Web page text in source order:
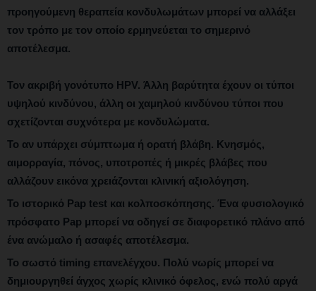
προηγούμενη θεραπεία κονδυλωμάτων μπορεί να αλλάξει
τον τρόπο με τον οποίο ερμηνεύεται το σημερινό
αποτέλεσμα.
Τον ακριβή γονότυπο HPV. Άλλη βαρύτητα έχουν οι τύποι
υψηλού κινδύνου, άλλη οι χαμηλού κινδύνου τύποι που
σχετίζονται συχνότερα με κονδυλώματα.
Το αν υπάρχει σύμπτωμα ή ορατή βλάβη. Κνησμός,
αιμορραγία, πόνος, υποτροπές ή μικρές βλάβες που
αλλάζουν εικόνα χρειάζονται κλινική αξιολόγηση.
Το ιστορικό Pap test και κολποσκόπησης. Ένα φυσιολογικό
πρόσφατο Pap μπορεί να οδηγεί σε διαφορετικό πλάνο από
ένα ανώμαλο ή ασαφές αποτέλεσμα.
Το σωστό timing επανελέγχου. Πολύ νωρίς μπορεί να
δημιουργηθεί άγχος χωρίς κλινικό όφελος, ενώ πολύ αργά